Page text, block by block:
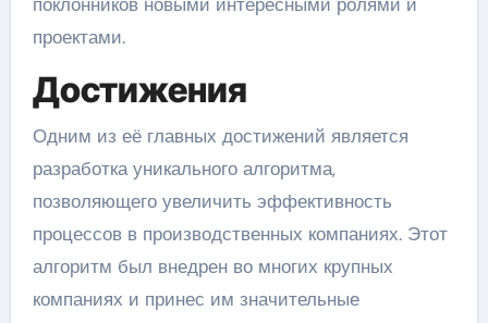
проектами.
Достижения
Одним из её главных достижений является
разработка уникального алгоритма,
позволяющего увеличить эффективность
процессов в производственных компаниях. Этот
алгоритм был внедрен во многих крупных
компаниях и принес им значительные